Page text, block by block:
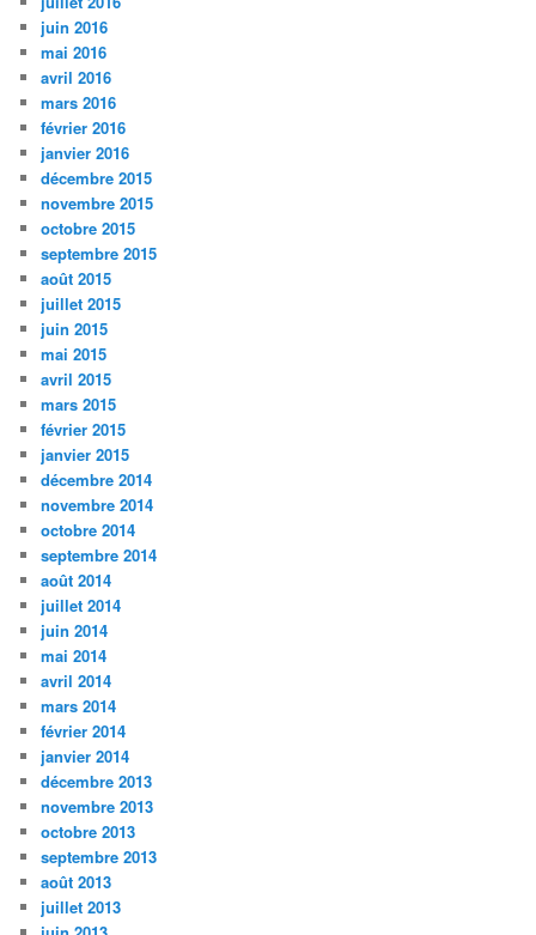
juin 2016
mai 2016
avril 2016
mars 2016
février 2016
janvier 2016
décembre 2015
novembre 2015
octobre 2015
septembre 2015
août 2015
juillet 2015
juin 2015
mai 2015
avril 2015
mars 2015
février 2015
janvier 2015
décembre 2014
novembre 2014
octobre 2014
septembre 2014
août 2014
juillet 2014
juin 2014
mai 2014
avril 2014
mars 2014
février 2014
janvier 2014
décembre 2013
novembre 2013
octobre 2013
septembre 2013
août 2013
juillet 2013